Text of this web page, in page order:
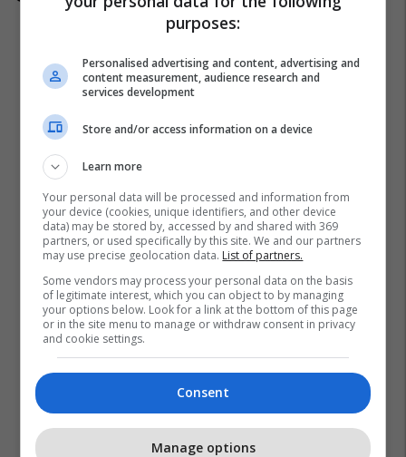
Techno Service Pro
purposes:
Personalised advertising and content, advertising and
content measurement, audience research and
services development
Store and/or access information on a device
Learn more
Your personal data will be processed and information from
your device (cookies, unique identifiers, and other device
data) may be stored by, accessed by and shared with 369
partners, or used specifically by this site. We and our partners
may use precise geolocation data. List of partners.
Some vendors may process your personal data on the basis
of legitimate interest, which you can object to by managing
your options below. Look for a link at the bottom of this page
or in the site menu to manage or withdraw consent in privacy
and cookie settings.
Consent
Manage options